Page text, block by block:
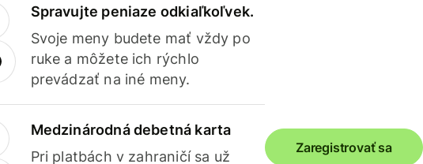
Spravujte peniaze odkiaľkoľvek.
Svoje meny budete mať vždy po
ruke a môžete ich rýchlo
prevádzať na iné meny.
Medzinárodná debetná karta
Pri platbách v zahraničí sa už
Zaregistrovať sa